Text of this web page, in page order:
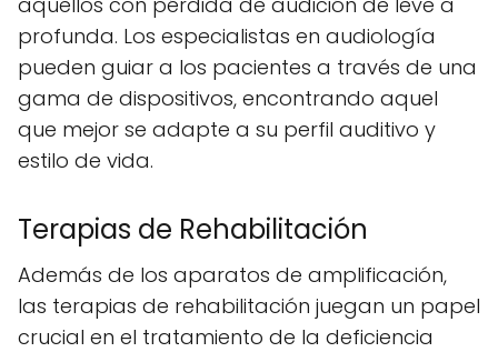
profunda. Los especialistas en audiología
pueden guiar a los pacientes a través de una
gama de dispositivos, encontrando aquel
que mejor se adapte a su perfil auditivo y
estilo de vida.
Terapias de Rehabilitación
Además de los aparatos de amplificación,
las terapias de rehabilitación juegan un papel
crucial en el tratamiento de la deficiencia